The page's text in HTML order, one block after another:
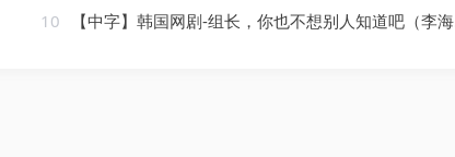
10 【中字】韩国网剧-组长，你也不想别人知道吧（李海仁）.mp4